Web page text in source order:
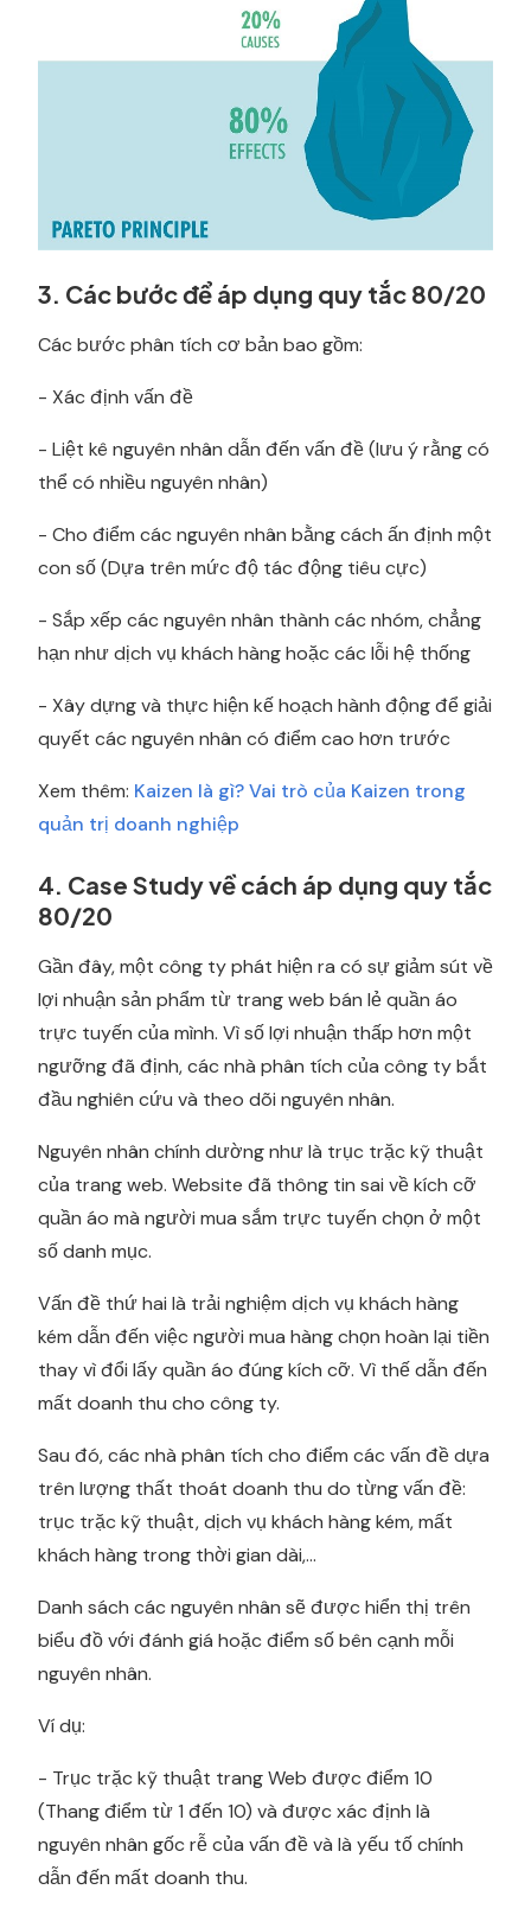
3. Các bước để áp dụng quy tắc 80/20
Các bước phân tích cơ bản bao gồm:
- Xác định vấn đề
- Liệt kê nguyên nhân dẫn đến vấn đề (lưu ý rằng có
thể có nhiều nguyên nhân)
- Cho điểm các nguyên nhân bằng cách ấn định một
con số (Dựa trên mức độ tác động tiêu cực)
- Sắp xếp các nguyên nhân thành các nhóm, chẳng
hạn như dịch vụ khách hàng hoặc các lỗi hệ thống
- Xây dựng và thực hiện kế hoạch hành động để giải
quyết các nguyên nhân có điểm cao hơn trước
Xem thêm: Kaizen là gì? Vai trò của Kaizen trong
quản trị doanh nghiệp
4. Case Study về cách áp dụng quy tắc
80/20
Gần đây, một công ty phát hiện ra có sự giảm sút về
lợi nhuận sản phẩm từ trang web bán lẻ quần áo
trực tuyến của mình. Vì số lợi nhuận thấp hơn một
ngưỡng đã định, các nhà phân tích của công ty bắt
đầu nghiên cứu và theo dõi nguyên nhân.
Nguyên nhân chính dường như là trục trặc kỹ thuật
của trang web. Website đã thông tin sai về kích cỡ
quần áo mà người mua sắm trực tuyến chọn ở một
số danh mục.
Vấn đề thứ hai là trải nghiệm dịch vụ khách hàng
kém dẫn đến việc người mua hàng chọn hoàn lại tiền
thay vì đổi lấy quần áo đúng kích cỡ. Vì thế dẫn đến
mất doanh thu cho công ty.
Sau đó, các nhà phân tích cho điểm các vấn đề dựa
trên lượng thất thoát doanh thu do từng vấn đề:
trục trặc kỹ thuật, dịch vụ khách hàng kém, mất
khách hàng trong thời gian dài,...
Danh sách các nguyên nhân sẽ được hiển thị trên
biểu đồ với đánh giá hoặc điểm số bên cạnh mỗi
nguyên nhân.
Ví dụ:
- Trục trặc kỹ thuật trang Web được điểm 10
(Thang điểm từ 1 đến 10) và được xác định là
nguyên nhân gốc rễ của vấn đề và là yếu tố chính
dẫn đến mất doanh thu.